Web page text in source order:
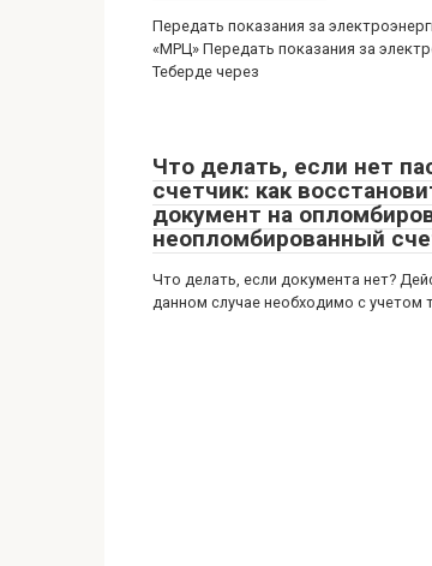
Передать показания за
«МРЦ» Передать показания за
Теберде через
Что делать, если нет
счетчик: как
документ на
неопломбированный
Что делать, если документа нет?
данном случае необходимо с учетом